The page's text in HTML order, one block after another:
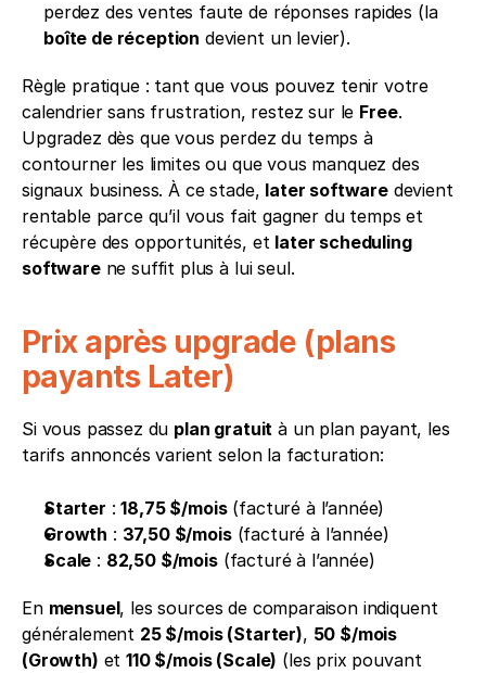
perdez des ventes faute de réponses rapides (la
boîte de réception devient un levier).
Règle pratique : tant que vous pouvez tenir votre
calendrier sans frustration, restez sur le Free.
Upgradez dès que vous perdez du temps à
contourner les limites ou que vous manquez des
signaux business. À ce stade, later software devient
rentable parce qu’il vous fait gagner du temps et
récupère des opportunités, et later scheduling
software ne suffit plus à lui seul.
Prix après upgrade (plans
payants Later)
Si vous passez du plan gratuit à un plan payant, les
tarifs annoncés varient selon la facturation:
Starter : 18,75 $/mois (facturé à l’année)
Growth : 37,50 $/mois (facturé à l’année)
Scale : 82,50 $/mois (facturé à l’année)
En mensuel, les sources de comparaison indiquent
généralement 25 $/mois (Starter), 50 $/mois
(Growth) et 110 $/mois (Scale) (les prix pouvant